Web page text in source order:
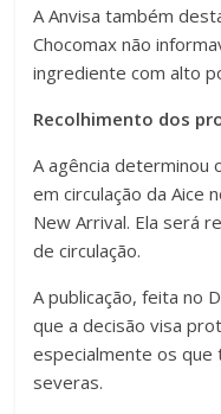
A Anvisa também
Chocomax não
ingrediente com alto
Recolhimento dos
A agência
em circulação da Aice
New Arrival. Ela será
de circulação.
A publicação, feita no
que a decisão visa
especialmente os
severas.